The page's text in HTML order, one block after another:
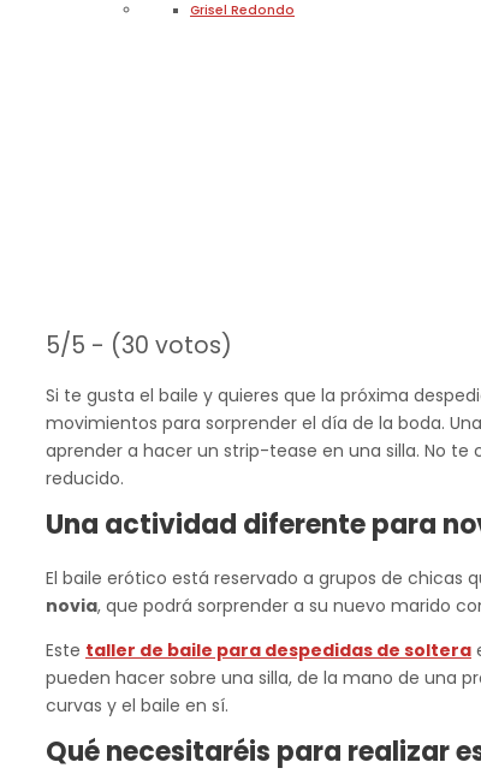
Grisel Redondo
5/5 - (30 votos)
Si te gusta el baile y quieres que la próxima
movimientos para sorprender el día de la boda.
aprender a hacer un strip-tease en una silla. No
reducido.
Una actividad diferente para
El baile erótico está reservado a grupos de chicas
novia, que podrá sorprender a su nuevo marido
Este taller de baile para despedidas de soltera
pueden hacer sobre una silla, de la mano de una
curvas y el baile en sí.
Qué necesitaréis para realizar